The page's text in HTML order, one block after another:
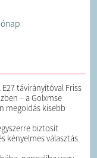
távirányítóval Friss
– a Golxmse
megoldás kisebb
biztosít
kényelmes választás